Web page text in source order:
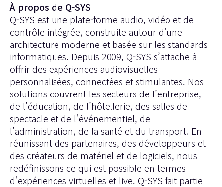
À propos de Q-SYS
Q-SYS est une plate-forme audio, vidéo et de
contrôle intégrée, construite autour d'une
architecture moderne et basée sur les standards
informatiques. Depuis 2009, Q-SYS s’attache à
offrir des expériences audiovisuelles
personnalisées, connectées et stimulantes. Nos
solutions couvrent les secteurs de l’entreprise,
de l’éducation, de l’hôtellerie, des salles de
spectacle et de l’événementiel, de
l’administration, de la santé et du transport. En
réunissant des partenaires, des développeurs et
des créateurs de matériel et de logiciels, nous
redéfinissons ce qui est possible en termes
d’expériences virtuelles et live. Q-SYS fait partie